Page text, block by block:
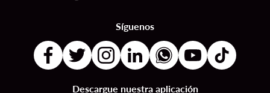
Síguenos
Descargue nuestra aplicación